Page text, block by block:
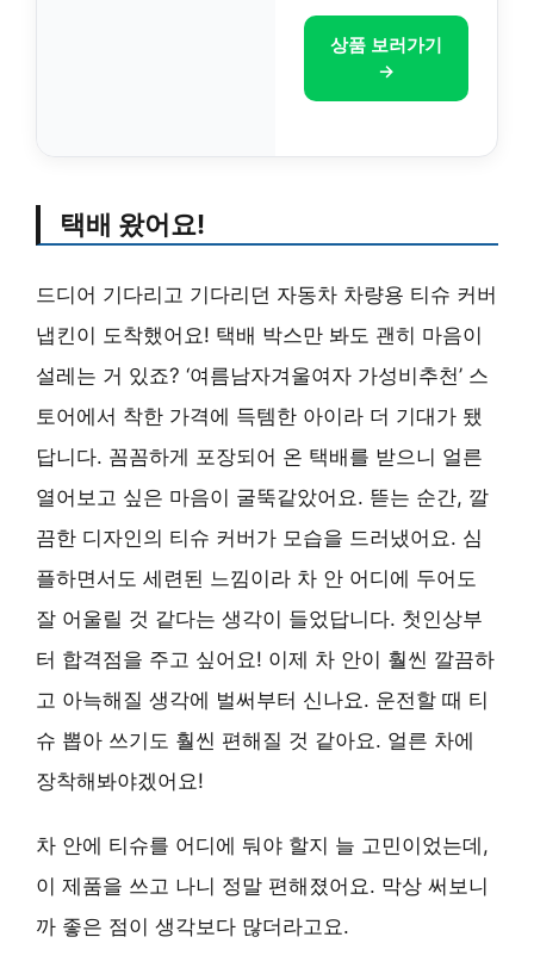
상품 보러가기
→
택배 왔어요!
드디어 기다리고 기다리던 자동차 차량용 티슈 커버
냅킨이 도착했어요! 택배 박스만 봐도 괜히 마음이
설레는 거 있죠? ‘여름남자겨울여자 가성비추천’ 스
토어에서 착한 가격에 득템한 아이라 더 기대가 됐
답니다. 꼼꼼하게 포장되어 온 택배를 받으니 얼른
열어보고 싶은 마음이 굴뚝같았어요. 뜯는 순간, 깔
끔한 디자인의 티슈 커버가 모습을 드러냈어요. 심
플하면서도 세련된 느낌이라 차 안 어디에 두어도
잘 어울릴 것 같다는 생각이 들었답니다. 첫인상부
터 합격점을 주고 싶어요! 이제 차 안이 훨씬 깔끔하
고 아늑해질 생각에 벌써부터 신나요. 운전할 때 티
슈 뽑아 쓰기도 훨씬 편해질 것 같아요. 얼른 차에
장착해봐야겠어요!
차 안에 티슈를 어디에 둬야 할지 늘 고민이었는데,
이 제품을 쓰고 나니 정말 편해졌어요. 막상 써보니
까 좋은 점이 생각보다 많더라고요.